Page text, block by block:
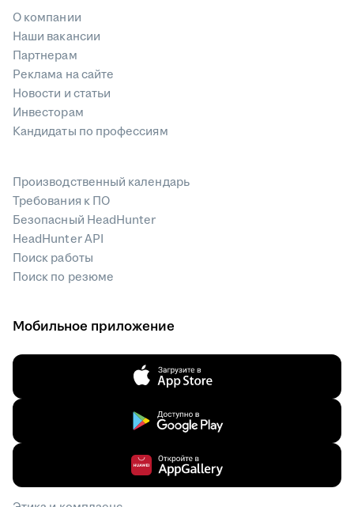
О компании
Наши вакансии
Партнерам
Реклама на сайте
Новости и статьи
Инвесторам
Кандидаты по профессиям
Производственный календарь
Требования к ПО
Безопасный HeadHunter
HeadHunter API
Поиск работы
Поиск по резюме
Мобильное приложение